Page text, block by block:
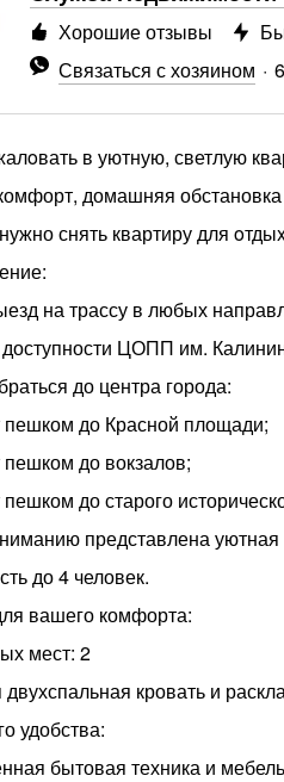
Связаться с хозяином
Хорошие отзывы
в уютную, светлую
домашняя обстановка
снять квартиру для
на трассу в любых
ЦОПП им.
до центра города:
пешком до Красной площади;
до вокзалов;
до старого
представлена уютная
до 4 человек.
вашего комфорта:
мест: 2
кровать и
удобства:
бытовая техника и